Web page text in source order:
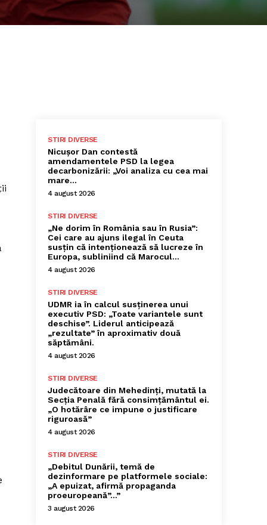
STIRI DIVERSE
Nicușor Dan contestă
amendamentele PSD la legea
decarbonizării: „Voi analiza cu cea mai
mare…
4 august 2026
STIRI DIVERSE
„Ne dorim în România sau în Rusia”:
Cei care au ajuns ilegal în Ceuta
susțin că intenționează să lucreze în
Europa, subliniind că Marocul...
4 august 2026
STIRI DIVERSE
UDMR ia în calcul susținerea unui
executiv PSD: „Toate variantele sunt
deschise”. Liderul anticipează
„rezultate” în aproximativ două
săptămâni.
4 august 2026
STIRI DIVERSE
Judecătoare din Mehedinți, mutată la
Secția Penală fără consimțământul ei.
„O hotărâre ce impune o justificare
riguroasă”
4 august 2026
STIRI DIVERSE
„Debitul Dunării, temă de
dezinformare pe platformele sociale:
„A epuizat, afirmă propaganda
proeuropeană”…”
3 august 2026